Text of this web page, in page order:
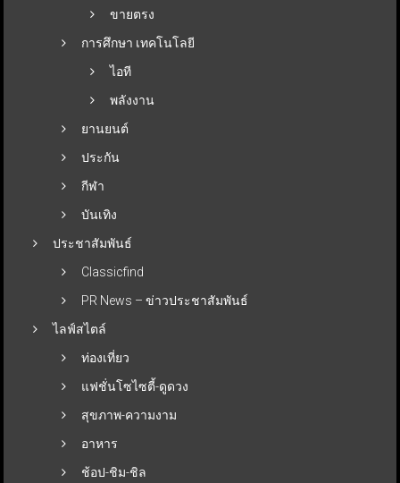
ขายตรง
การศึกษา เทคโนโลยี
ไอที
พลังงาน
ยานยนต์
ประกัน
กีฬา
บันเทิง
ประชาสัมพันธ์
Classicfind
PR News – ข่าวประชาสัมพันธ์
ไลฟ์สไตล์
ท่องเที่ยว
แฟชั่นโซไซตี้-ดูดวง
สุขภาพ-ความงาม
อาหาร
ช้อป-ชิม-ชิล